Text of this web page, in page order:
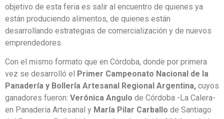
objetivo de esta feria es salir al encuentro de quienes ya
están produciendo alimentos, de quienes están
desarrollando estrategias de comercialización y de nuevos
emprendedores.
Con el mismo formato que en Córdoba, donde por primera
vez se desarrolló el
Primer Campeonato Nacional de la
Panadería y Bollería Artesanal Regional Argentina, cuyos
ganadores fueron: Verónica Angulo de Córdoba -La Calera-
en Panadería Artesanal y María Pilar Carballo de Santiago